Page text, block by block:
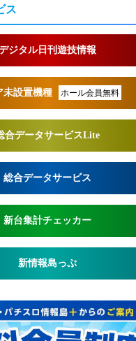
ス
ジタル日刊遊技情報
未設置機種 ホール会員無料
合データサービスLite
総合データサービス
新台集計チェッカー
新情報島っぷ